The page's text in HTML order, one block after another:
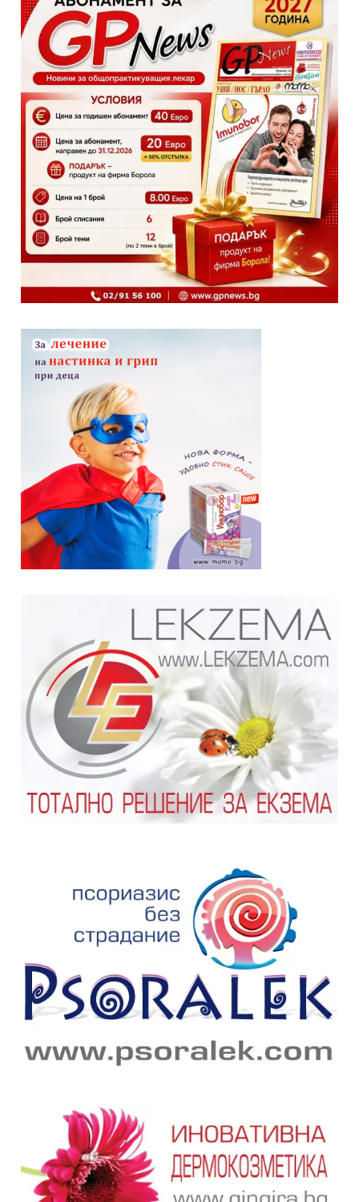
GPNews
НОВИНИ ЗА ОБЩОПРАКТИКУВАЩИЯ ЛЕКАР
За да можеда виждате специализирано медицинско
съдържание, трябва да декларирате, че стемедицински
специалист!
Аз съм медицински специалист
Не съм медицински специалист